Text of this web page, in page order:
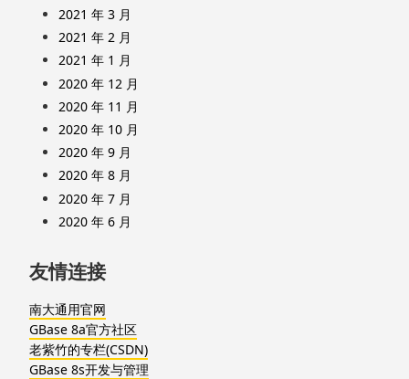
2021 年 3 月
2021 年 2 月
2021 年 1 月
2020 年 12 月
2020 年 11 月
2020 年 10 月
2020 年 9 月
2020 年 8 月
2020 年 7 月
2020 年 6 月
友情连接
南大通用官网
GBase 8a官方社区
老紫竹的专栏(CSDN)
GBase 8s开发与管理